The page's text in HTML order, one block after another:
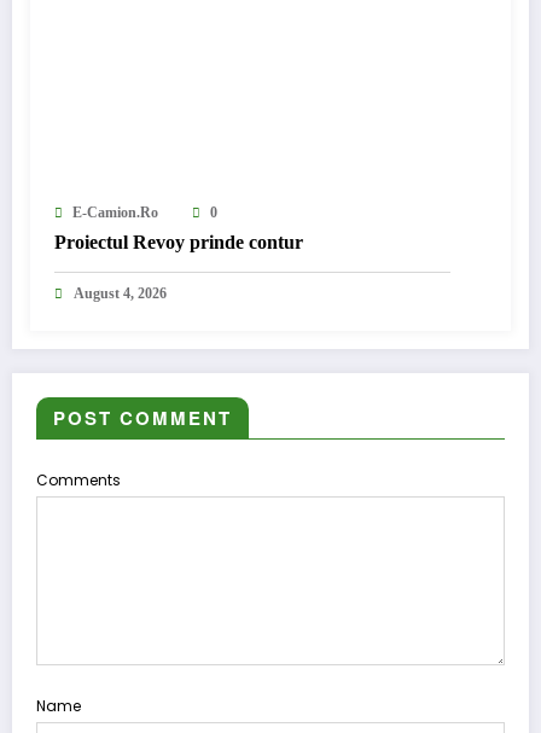
E-Camion.ro 0
Proiectul Revoy prinde contur
August 4, 2026
POST COMMENT
Comments
Name